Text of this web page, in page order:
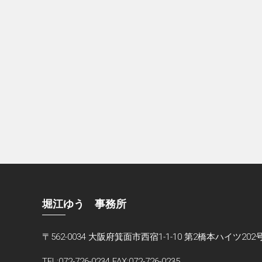
堀江ゆう 事務所
〒562-0034 大阪府箕面市西宿1-1-10 第2橋本ハイツ202